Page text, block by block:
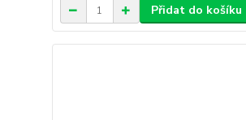
Přidat do košíku